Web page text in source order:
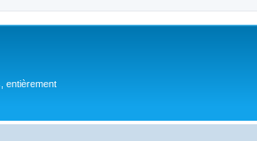
entièrement